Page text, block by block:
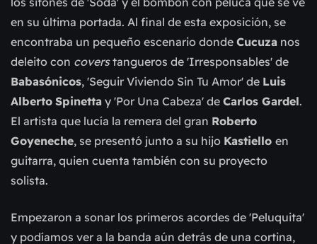
en su última portada. Al final de esta exposición, se
encontraba un pequeño escenario donde Cucuza nos
deleito con coverstangueros de 'Irresponsables' de
Babasónicos, 'Seguir Viviendo Sin Tu Amor' de Luis
Alberto Spinetta y 'Por Una Cabeza' de Carlos Gardel.
El artista que lucía la remera del gran Roberto
Goyeneche, se presentó junto a su hijo Kastiello en
guitarra, quien cuenta también con su proyecto
solista.
Empezaron a sonar los primeros acordes de 'Peluquita'
y podíamos ver a la banda aún detrás de una cortina,